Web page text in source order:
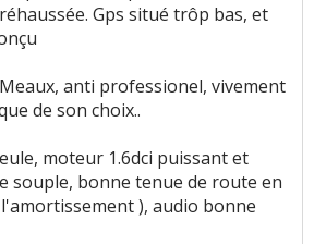
Gps situé trôp bas, et
anti professionel, vivement
de son choix..
moteur 1.6dci puissant et
souple, bonne tenue de route en
), audio bonne